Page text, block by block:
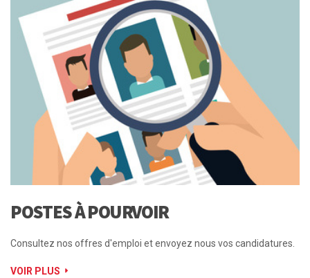
POSTES À POURVOIR
Consultez nos offres d'emploi et envoyez nous vos candidatures.
VOIR PLUS